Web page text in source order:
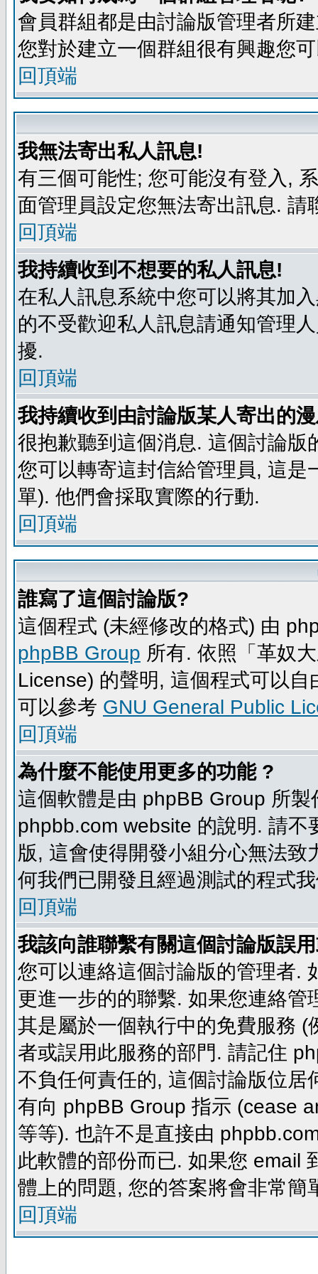
會員群組都是由討論版管理者所
您對於建立一個群組很有興趣您
回頂端
我無法寄出私人訊息!
有三個可能性; 您可能沒有登入,
面管理員設定您無法寄出訊息. 請
回頂端
我持續收到不想要的私人訊息!
在私人訊息系統中您可以將其加
的不受歡迎私人訊息請通知管理
擾.
回頂端
我持續收到由討論版某人寄出的
很抱歉聽到這個消息. 這個討論
您可以轉寄這封信給管理員, 這
單). 他們會採取實際的行動.
回頂端
誰寫了這個討論版?
這個程式 (未經修改的格式) 由
phpBB Group 所有. 依照「革奴
License) 的聲明, 這個程式可以
可以參考 GNU General Public
回頂端
為什麼不能使用更多的功能 ?
這個軟體是由 phpBB Group 所
phpbb.com website 的說明. 請
版, 這會使得開發小組分心無法
何我們已開發且經過測試的程式
回頂端
我該向誰聯繫有關這個討論版誤
您可以連絡這個討論版的管理者.
更進一步的的聯繫. 如果您連絡
其是屬於一個執行中的免費服務
者或誤用此服務的部門. 請記住
不負任何責任的, 這個討論版位
有向 phpBB Group 指示 (cease
等等). 也許不是直接由
此軟體的部份而已. 如果您 email
體上的問題, 您的答案將會非常簡
回頂端